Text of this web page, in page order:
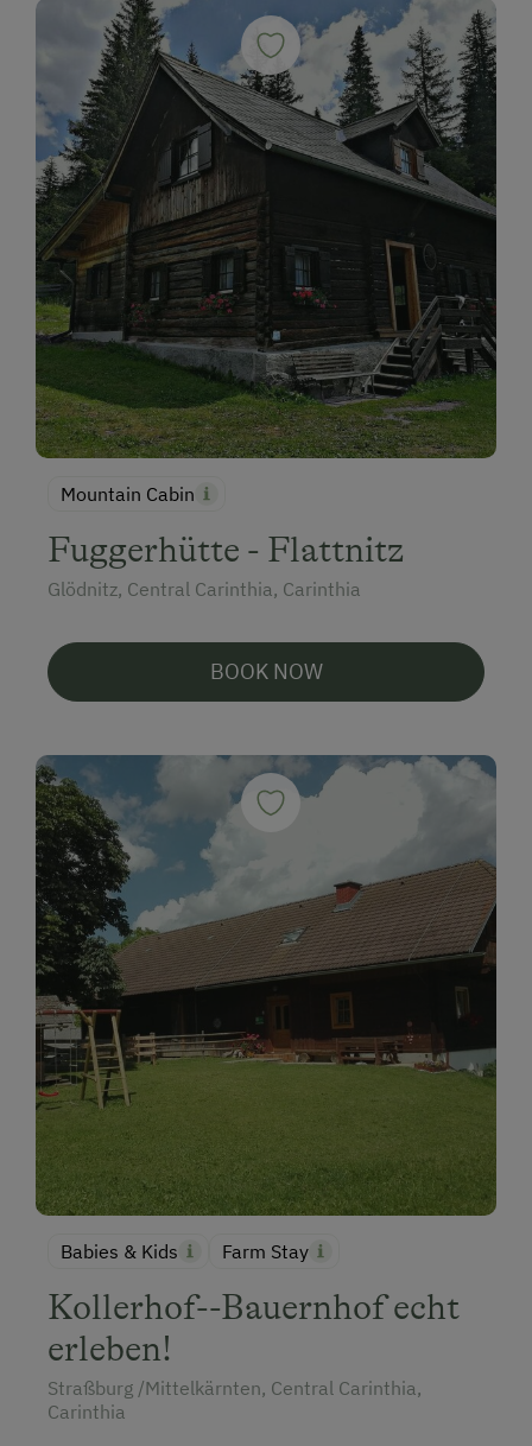
Alpine Skiing
Next to the Piste
Holidays for Families
Family-Friendly Properties
Sustainable Holidays
Extraordinary Farm Stays
Historic Farmhouses
Holidays for Two
Romantic Getaways
Mountain Cabin
Fuggerhütte - Flattnitz
Glödnitz, Central Carinthia, Carinthia
BOOK NOW
Babies & Kids Farm Stay
Kollerhof--Bauernhof echt
erleben!
Straßburg /Mittelkärnten, Central Carinthia,
Carinthia